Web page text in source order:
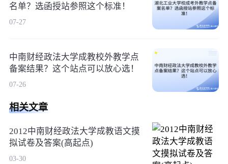
名单？选函授站参照这个标准！
07-27
中南财经政法大学成教校外教学点
备案结果？这个站点可以放心选！
07-26
相关文章
2012中南财经政法大学成教语文摸
拟试卷及答案(高起点)
03-30